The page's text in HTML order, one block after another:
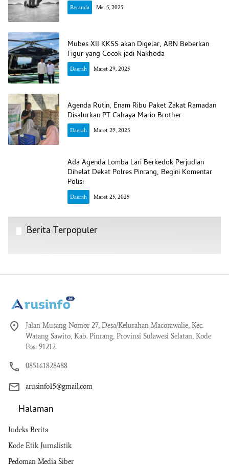
Beranda Mei 5, 2025
Mubes XII KKSS akan Digelar, ARN Beberkan
Figur yang Cocok jadi Nakhoda
Daerah Maret 29, 2025
Agenda Rutin, Enam Ribu Paket Zakat Ramadan
Disalurkan PT Cahaya Mario Brother
Daerah Maret 29, 2025
Ada Agenda Lomba Lari Berkedok Perjudian
Dihelat Dekat Polres Pinrang, Begini Komentar
Polisi
Daerah Maret 25, 2025
Berita Terpopuler
Jalan Musang Nomor 27, Desa/Kelurahan Macorawalie, Kec.
Watang Sawito, Kab. Pinrang, Provinsi Sulawesi Selatan, Kode
Pos: 91212
085161828488
arusinfo15@gmail.com
Halaman
Indeks Berita
Kode Etik Jurnalistik
Pedoman Media Siber